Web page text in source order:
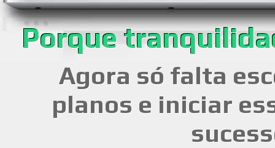
Porque
Agora só falta
planos e iniciar